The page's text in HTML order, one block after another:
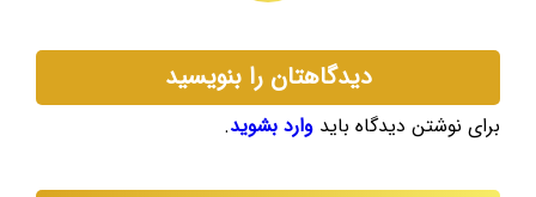
دیدگاهتان را بنویسید
برای نوشتن دیدگاه باید وارد بشوید.